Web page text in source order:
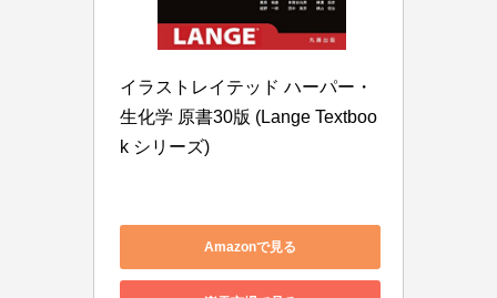
イラストレイテッド ハーパー・
生化学 原書30版 (Lange Textboo
k シリーズ)
Amazonで見る